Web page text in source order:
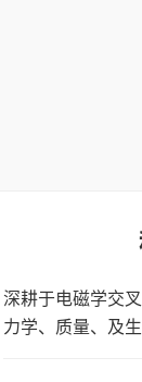
深耕于电磁学交
力学、质量、及